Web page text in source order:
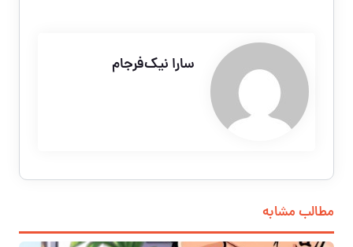
سارا نیک‌فرجام
مطالب مشابه